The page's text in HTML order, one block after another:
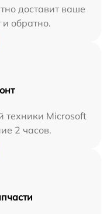
доставит ваше
и обратно.
техники Microsoft
2 часов.